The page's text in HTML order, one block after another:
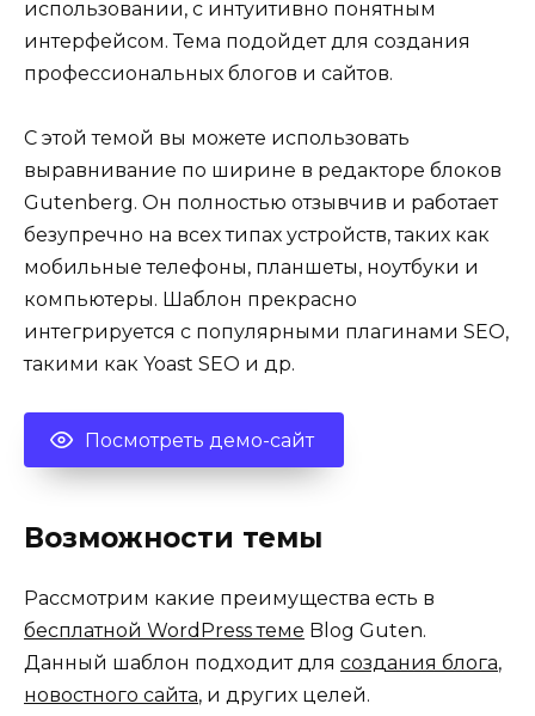
использовании, с интуитивно понятным
интерфейсом. Тема подойдет для создания
профессиональных блогов и сайтов.
С этой темой вы можете использовать
выравнивание по ширине в редакторе блоков
Gutenberg. Он полностью отзывчив и работает
безупречно на всех типах устройств, таких как
мобильные телефоны, планшеты, ноутбуки и
компьютеры. Шаблон прекрасно
интегрируется с популярными плагинами SEO,
такими как Yoast SEO и др.
Посмотреть демо-сайт
Возможности темы
Рассмотрим какие преимущества есть в
бесплатной WordPress теме Blog Guten.
Данный шаблон подходит для создания блога,
новостного сайта, и других целей.